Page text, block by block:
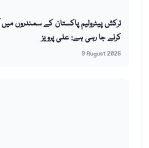
ترکش پیٹرولیم پاکستان کے سمندروں
کرنے جا رہی ہے: علی پرویز
9 August 2026